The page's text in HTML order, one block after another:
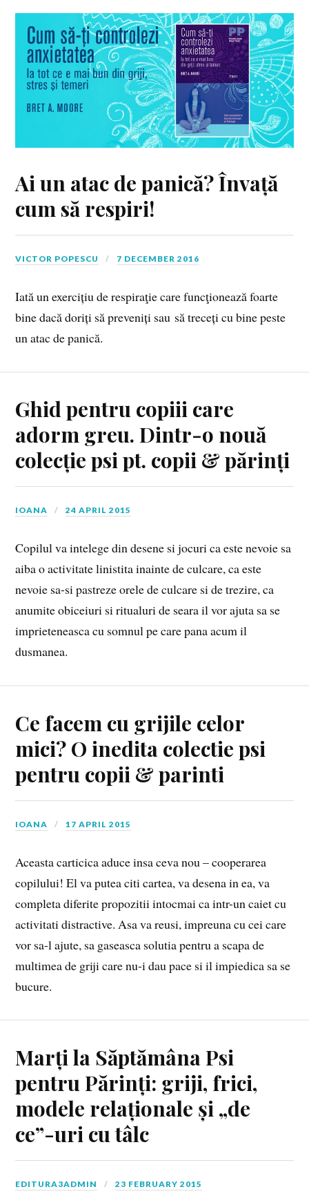
Ai un atac de panică? Învață
cum să respiri!
VICTOR POPESCU 7 DECEMBER 2016
Iată un exercițiu de respiraţie care funcţionează foarte
bine dacă doriți să preveniți sau să treceți cu bine peste
un atac de panică.
Ghid pentru copiii care
adorm greu. Dintr-o nouă
colecție psi pt. copii & părinți
IOANA 24 APRIL 2015
Copilul va intelege din desene si jocuri ca este nevoie sa
aiba o activitate linistita inainte de culcare, ca este
nevoie sa-si pastreze orele de culcare si de trezire, ca
anumite obiceiuri si ritualuri de seara il vor ajuta sa se
imprieteneasca cu somnul pe care pana acum il
dusmanea.
Ce facem cu grijile celor
mici? O inedita colectie psi
pentru copii & parinti
IOANA 17 APRIL 2015
Aceasta carticica aduce insa ceva nou – cooperarea
copilului! El va putea citi cartea, va desena in ea, va
completa diferite propozitii intocmai ca intr-un caiet cu
activitati distractive. Asa va reusi, impreuna cu cei care
vor sa-l ajute, sa gaseasca solutia pentru a scapa de
multimea de griji care nu-i dau pace si il impiedica sa se
bucure.
Marți la Săptămâna Psi
pentru Părinți: griji, frici,
modele relaționale și „de
ce”-uri cu tâlc
EDITURA3ADMIN 23 FEBRUARY 2015